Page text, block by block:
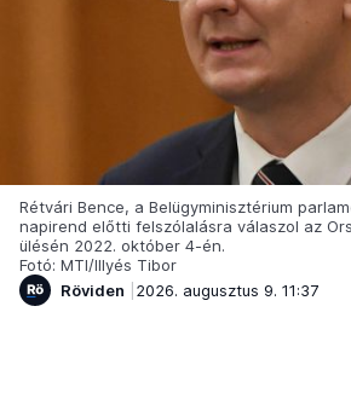
Rétvári Bence, a Belügyminisztérium
napirend előtti felszólalásra válaszol az
ülésén 2022. október 4-én.
Fotó: MTI/Illyés Tibor
Röviden
2026. augusztus 9. 11:37